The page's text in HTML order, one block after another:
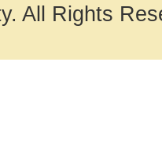
All Rights